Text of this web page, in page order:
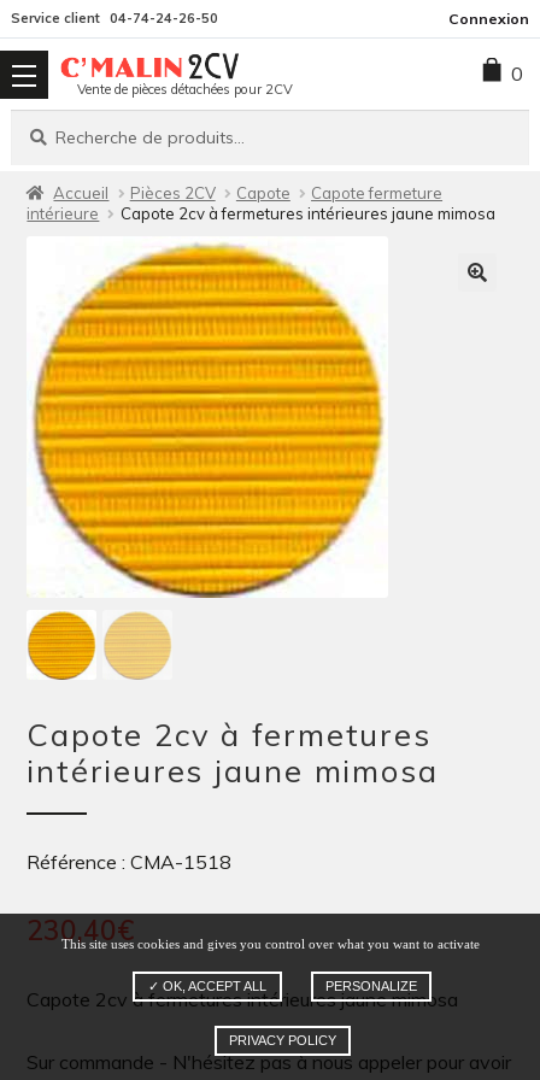
la
navigation
contenu
Service client 04-74-24-26-50 Connexion
Vente de pièces détachées pour 2CV
Recherche
Recherche
0
Accueil Pièces 2CV Capote
Capote fermeture
intérieure
Capote 2cv à fermetures intérieures jaune mimosa
Capote 2cv à fermetures
intérieures jaune mimosa
Référence : CMA-1518
230,40€
Capote 2cv à fermetures intérieures jaune mimosa
Sur commande - N'hésitez pas à nous appeler pour avoir
This site uses cookies and gives you control over what you want to activate
✓ OK, ACCEPT ALL PERSONALIZE
PRIVACY POLICY